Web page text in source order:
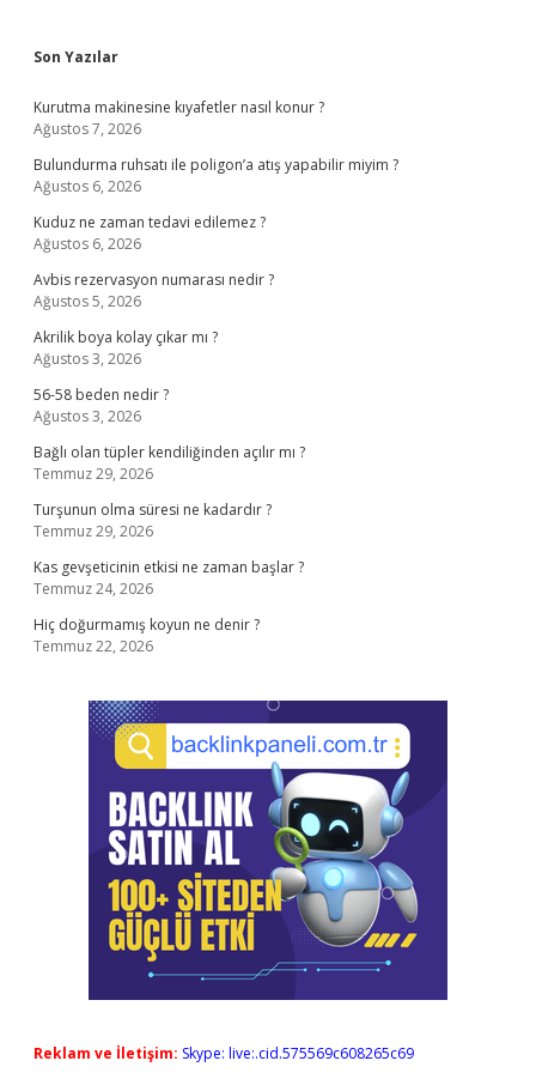
Sidebar
Son Yazılar
Kurutma makinesine kıyafetler nasıl konur ?
Ağustos 7, 2026
Bulundurma ruhsatı ile poligon’a atış yapabilir miyim ?
Ağustos 6, 2026
Kuduz ne zaman tedavi edilemez ?
Ağustos 6, 2026
Avbis rezervasyon numarası nedir ?
Ağustos 5, 2026
Akrilik boya kolay çıkar mı ?
Ağustos 3, 2026
56-58 beden nedir ?
Ağustos 3, 2026
Bağlı olan tüpler kendiliğinden açılır mı ?
Temmuz 29, 2026
Turşunun olma süresi ne kadardır ?
Temmuz 29, 2026
Kas gevşeticinin etkisi ne zaman başlar ?
Temmuz 24, 2026
Hiç doğurmamış koyun ne denir ?
Temmuz 22, 2026
Reklam ve İletişim: Skype: live:.cid.575569c608265c69